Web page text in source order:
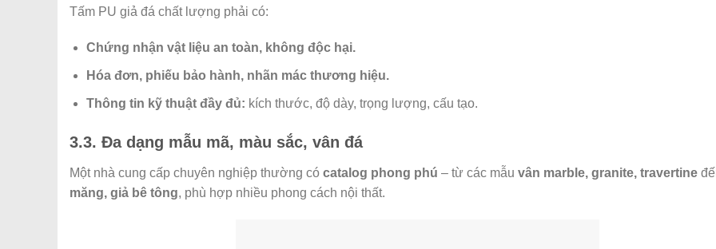
Tấm PU giả đá chất lượng phải có:
Chứng nhận vật liệu an toàn, không độc hại.
Hóa đơn, phiếu bảo hành, nhãn mác thương hiệu.
Thông tin kỹ thuật đầy đủ: kích thước, độ dày, trọng lượng, cấu tạo.
3.3. Đa dạng mẫu mã, màu sắc, vân đá
Một nhà cung cấp chuyên nghiệp thường có catalog phong phú – từ các mẫu vân marble, granite, travertine
măng, giả bê tông, phù hợp nhiều phong cách nội thất.